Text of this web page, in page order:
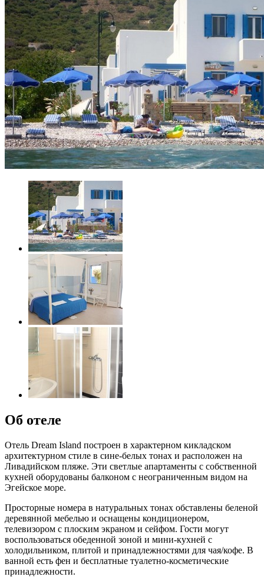
Об отеле
Отель Dream Island построен в характерном кикладском
архитектурном стиле в сине-белых тонах и расположен на
Ливадийском пляже. Эти светлые апартаменты с собственной
кухней оборудованы балконом с неограниченным видом на
Эгейское море.
Просторные номера в натуральных тонах обставлены беленой
деревянной мебелью и оснащены кондиционером,
телевизором с плоским экраном и сейфом. Гости могут
воспользоваться обеденной зоной и мини-кухней с
холодильником, плитой и принадлежностями для чая/кофе. В
ванной есть фен и бесплатные туалетно-косметические
принадлежности.